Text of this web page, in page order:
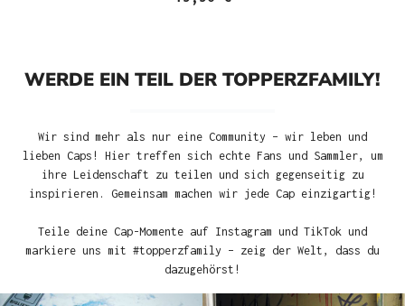
WERDE EIN TEIL DER TOPPERZFAMILY!
Wir sind mehr als nur eine Community – wir leben und
lieben Caps! Hier treffen sich echte Fans und Sammler, um
ihre Leidenschaft zu teilen und sich gegenseitig zu
inspirieren. Gemeinsam machen wir jede Cap einzigartig!
Teile deine Cap-Momente auf Instagram und TikTok und
markiere uns mit #topperzfamily – zeig der Welt, dass du
dazugehörst!